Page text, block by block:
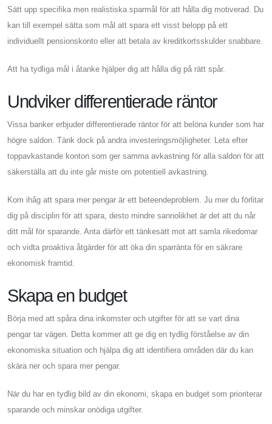
Sätt upp specifika men realistiska sparmål för att hålla dig motiverad. Du
kan till exempel sätta som mål att spara ett visst belopp på ett
individuellt pensionskonto eller att betala av kreditkortsskulder snabbare.
Att ha tydliga mål i åtanke hjälper dig att hålla dig på rätt spår.
Undviker differentierade räntor
Vissa banker erbjuder differentierade räntor för att belöna kunder som har
högre saldon. Tänk dock på andra investeringsmöjligheter. Leta efter
toppavkastande konton som ger samma avkastning för alla saldon för att
säkerställa att du inte går miste om potentiell avkastning.
Kom ihåg att spara mer pengar är ett beteendeproblem. Ju mer du förlitar
dig på disciplin för att spara, desto mindre sannolikhet är det att du når
ditt mål för sparande. Anta därför ett tänkesätt mot att samla rikedomar
och vidta proaktiva åtgärder för att öka din sparränta för en säkrare
ekonomisk framtid.
Skapa en budget
Börja med att spåra dina inkomster och utgifter för att se vart dina
pengar tar vägen. Detta kommer att ge dig en tydlig förståelse av din
ekonomiska situation och hjälpa dig att identifiera områden där du kan
skära ner och spara mer pengar.
När du har en tydlig bild av din ekonomi, skapa en budget som prioriterar
sparande och minskar onödiga utgifter.